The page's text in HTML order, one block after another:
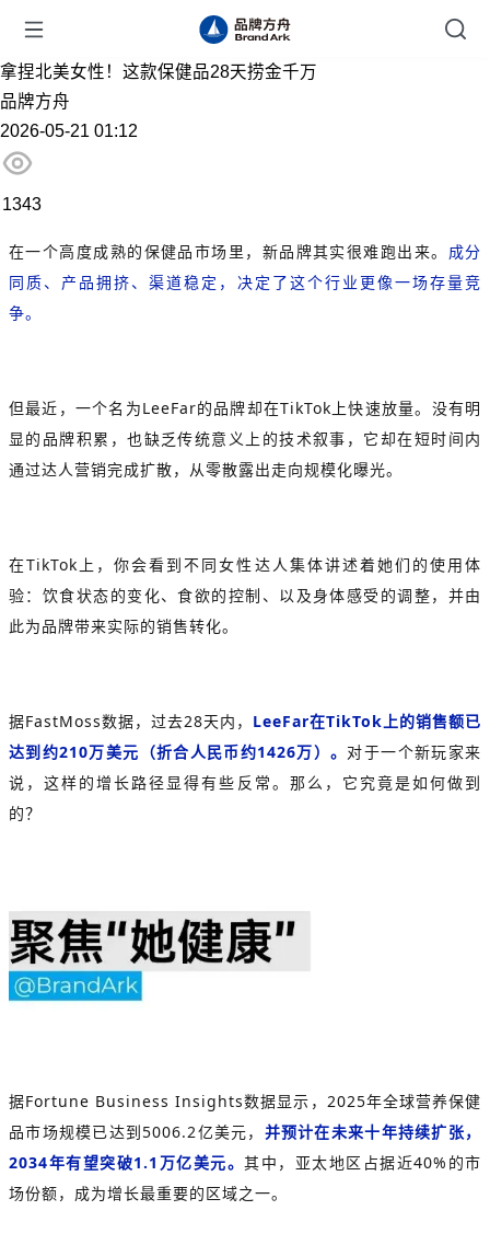
拿捏北美女性！这款保健品28天捞金千万
品牌方舟
2026-05-21 01:12
1343
在一个高度成熟的保健品市场里，新品牌其实很难跑出来。 成分
同质、产品拥挤、渠道稳定， 决定了这个行业更像一场存量竞
争。
但最近，一个名为LeeFar的品牌却在TikTok上快速放量。没有明
显的品牌积累，也缺乏传统意义上的技术叙事，它却在短时间内
通过达人营销完成扩散，从零散露出走向规模化曝光。
在TikTok上，你会看到不同女性达人集体讲述着她们的使用体
验：饮食状态的变化、食欲的控制、以及身体感受的调整，并由
此为品牌带来实际的销售转化。
据FastMoss数据，过去28天内， LeeFar在TikTok上的销售额已
达到约210万美元（折合人民币约1426万）。 对于一个新玩家来
说，这样的增长路径显得有些反常。那么，它究竟是如何做到
的？
据Fortune Business Insights数据显示，2025年全球营养保健
品市场规模已达到5006.2亿美元， 并预计在未来十年持续扩张，
2034年有望突破1.1万亿美元。 其中，亚太地区占据近40%的市
场份额，成为增长最重要的区域之一。